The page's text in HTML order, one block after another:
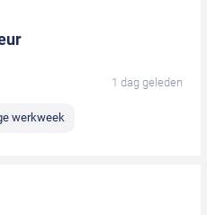
1 dag geleden
werkweek